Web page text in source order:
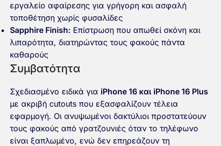
εργαλείο αφαίρεσης για γρήγορη και ασφαλή
τοποθέτηση χωρίς φυσαλίδες
Sapphire Finish: Επίστρωση που απωθεί σκόνη και
λιπαρότητα, διατηρώντας τους φακούς πάντα
καθαρούς
Συμβατότητα
Σχεδιασμένο ειδικά για iPhone 16 και iPhone 16 Plus
με ακριβή cutouts που εξασφαλίζουν τέλεια
εφαρμογή. Οι ανυψωμένοι δακτύλιοι προστατεύουν
τους φακούς από γρατζουνιές όταν το τηλέφωνο
είναι ξαπλωμένο, ενώ δεν επηρεάζουν τη